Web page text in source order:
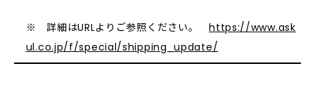
※ 詳細はURLよりご参照ください。https://www.ask
ul.co.jp/f/special/shipping_update/